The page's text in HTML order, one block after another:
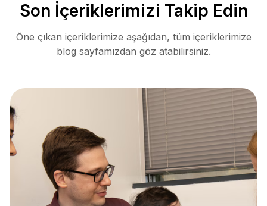
Son İçeriklerimizi Takip Edin
Öne çıkan içeriklerimize aşağıdan, tüm içeriklerimize
blog sayfamızdan göz atabilirsiniz.